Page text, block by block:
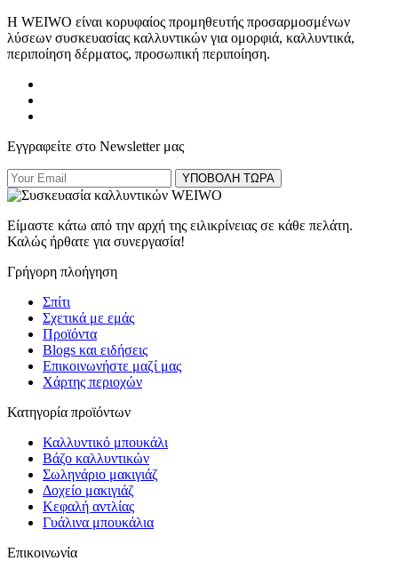
Η WEIWO είναι κορυφαίος προμηθευτής προσαρμοσμένων
λύσεων συσκευασίας καλλυντικών για ομορφιά, καλλυντικά,
περιποίηση δέρματος, προσωπική περιποίηση.
Εγγραφείτε στο Newsletter μας
ΥΠΟΒΟΛΗ ΤΩΡΑ
Είμαστε κάτω από την αρχή της ειλικρίνειας σε κάθε πελάτη.
Καλώς ήρθατε για συνεργασία!
Γρήγορη πλοήγηση
Σπίτι
Σχετικά με εμάς
Προϊόντα
Blogs και ειδήσεις
Επικοινωνήστε μαζί μας
Χάρτης περιοχών
Κατηγορία προϊόντων
Καλλυντικό μπουκάλι
Βάζο καλλυντικών
Σωληνάριο μακιγιάζ
Δοχείο μακιγιάζ
Κεφαλή αντλίας
Γυάλινα μπουκάλια
Επικοινωνία